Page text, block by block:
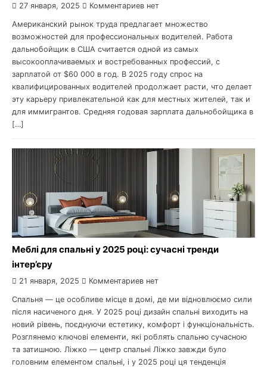
27 января, 2025 Комментариев нет
Американский рынок труда предлагает множество
возможностей для профессиональных водителей. Работа
дальнобойщик в США считается одной из самых
высокооплачиваемых и востребованных профессий, с
зарплатой от $60 000 в год. В 2025 году спрос на
квалифицированных водителей продолжает расти, что делает
эту карьеру привлекательной как для местных жителей, так и
для иммигрантов. Средняя годовая зарплата дальнобойщика в
[…]
Меблі для спальні у 2025 році: сучасні тренди
інтер’єру
21 января, 2025 Комментариев нет
Спальня — це особливе місце в домі, де ми відновлюємо сили
після насиченого дня. У 2025 році дизайн спальні виходить на
новий рівень, поєднуючи естетику, комфорт і функціональність.
Розглянемо ключові елементи, які роблять спальню сучасною
та затишною. Ліжко — центр спальні Ліжко завжди було
головним елементом спальні, і у 2025 році ця тенденція